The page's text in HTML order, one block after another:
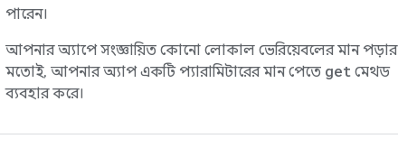
পারেন।
আপনার অ্যাপে সংজ্ঞায়িত কোনো লোকাল ভেরিয়েবলের মান পড়ার
মতোই, আপনার অ্যাপ একটি প্যারামিটারের মান পেতে get মেথড
ব্যবহার করে।